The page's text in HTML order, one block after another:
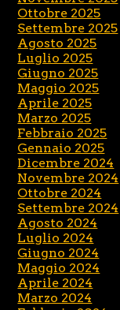
Ottobre 2025
Settembre 2025
Agosto 2025
Luglio 2025
Giugno 2025
Maggio 2025
Aprile 2025
Marzo 2025
Febbraio 2025
Gennaio 2025
Dicembre 2024
Novembre 2024
Ottobre 2024
Settembre 2024
Agosto 2024
Luglio 2024
Giugno 2024
Maggio 2024
Aprile 2024
Marzo 2024